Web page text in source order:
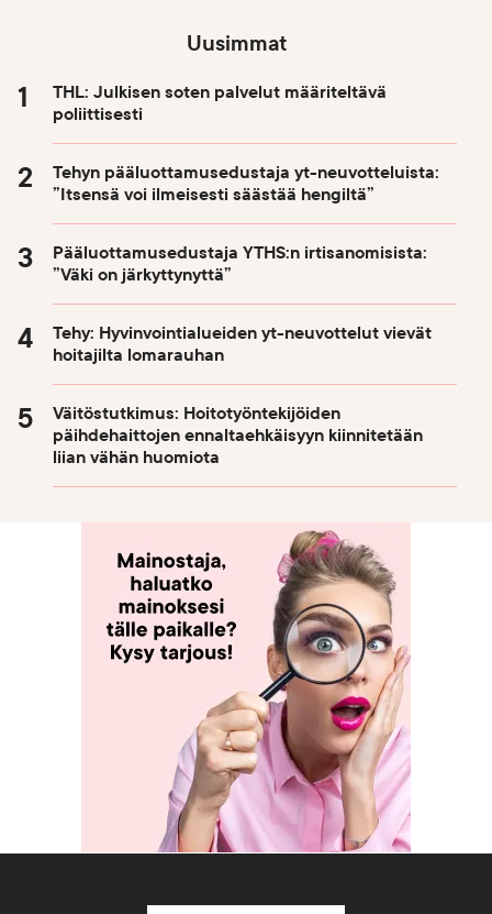
Uusimmat
THL: Julkisen soten palvelut määriteltävä
poliittisesti
Tehyn pääluottamusedustaja yt-neuvotteluista:
”Itsensä voi ilmeisesti säästää hengiltä”
Pääluottamusedustaja YTHS:n irtisanomisista:
”Väki on järkyttynyttä”
Tehy: Hyvinvointialueiden yt-neuvottelut vievät
hoitajilta lomarauhan
Väitöstutkimus: Hoitotyöntekijöiden
päihdehaittojen ennaltaehkäisyyn kiinnitetään
liian vähän huomiota